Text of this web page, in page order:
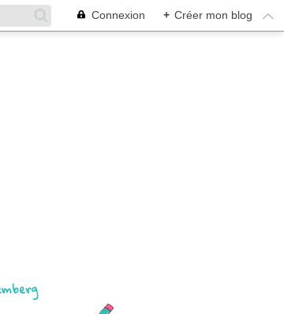
Connexion + Créer mon blog